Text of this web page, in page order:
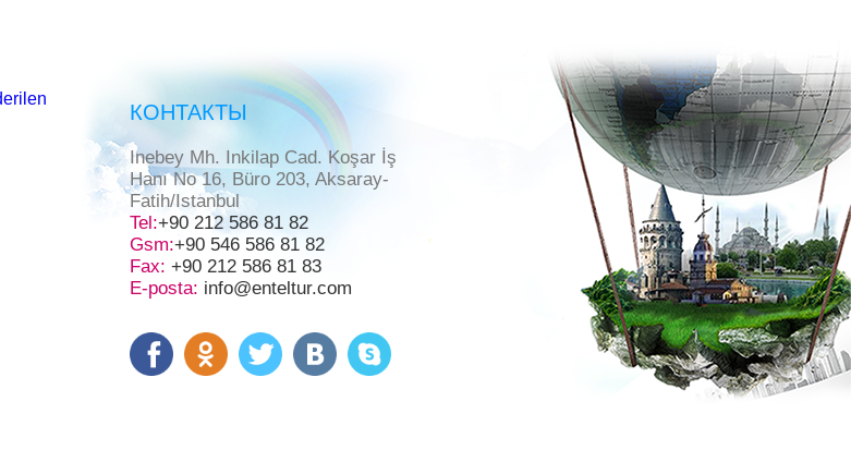
КОНТАКТЫ
Inebey Mh. Inkilap Cad. Koşar İş
Hanı No 16, Büro 203, Aksaray-
Fatih/Istanbul
Tel:+90 212 586 81 82
Gsm:+90 546 586 81 82
Fax: +90 212 586 81 83
E-posta: info@enteltur.com